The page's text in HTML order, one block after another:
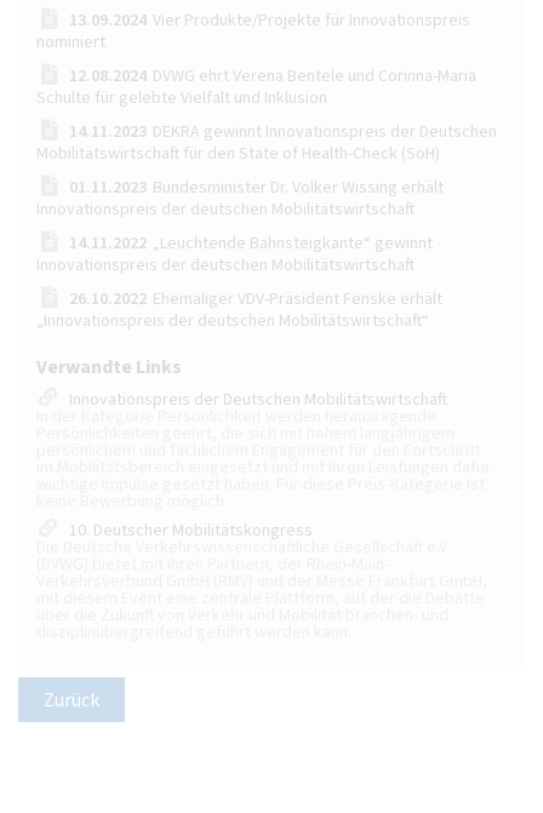
13.09.2024 Vier Produkte/Projekte für Innovationspreis
nominiert
12.08.2024 DVWG ehrt Verena Bentele und Corinna-Maria
Schulte für gelebte Vielfalt und Inklusion
14.11.2023 DEKRA gewinnt Innovationspreis der Deutschen
Mobilitätswirtschaft für den State of Health-Check (SoH)
01.11.2023 Bundesminister Dr. Volker Wissing erhält
Innovationspreis der deutschen Mobilitätswirtschaft
14.11.2022 „Leuchtende Bahnsteigkante“ gewinnt
Innovationspreis der deutschen Mobilitätswirtschaft
26.10.2022 Ehemaliger VDV-Präsident Fenske erhält
„Innovationspreis der deutschen Mobilitätswirtschaft“
Verwandte Links
Innovationspreis der Deutschen Mobilitätswirtschaft
In der Kategorie Persönlichkeit werden herausragende
10. Deutscher Mobilitätskongress
Die Deutsche Verkehrswissenschaftliche Gesellschaft e.V.
Zurück